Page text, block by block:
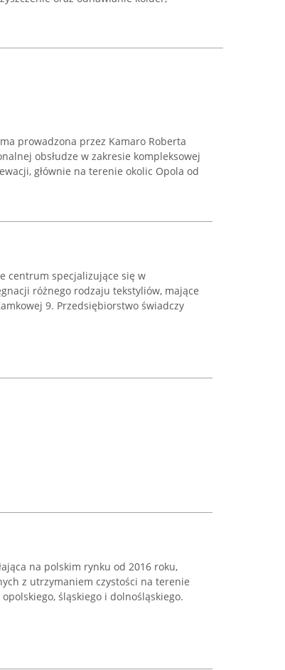
prowadzona przez Kamaro Roberta
obsłudze w zakresie kompleksowej
głównie na terenie okolic Opola od
centrum specjalizujące się w
różnego rodzaju tekstyliów, mające
9. Przedsiębiorstwo świadczy
na polskim rynku od 2016 roku,
z utrzymaniem czystości na terenie
śląskiego i dolnośląskiego.